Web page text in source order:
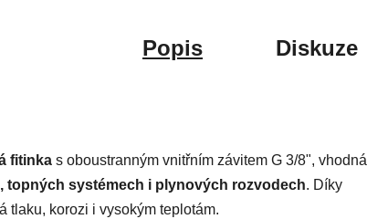
Popis Diskuze
fitinka s oboustranným vnitřním závitem G 3/8", vhodná
topných systémech i plynových rozvodech. Díky
tlaku, korozi i vysokým teplotám.